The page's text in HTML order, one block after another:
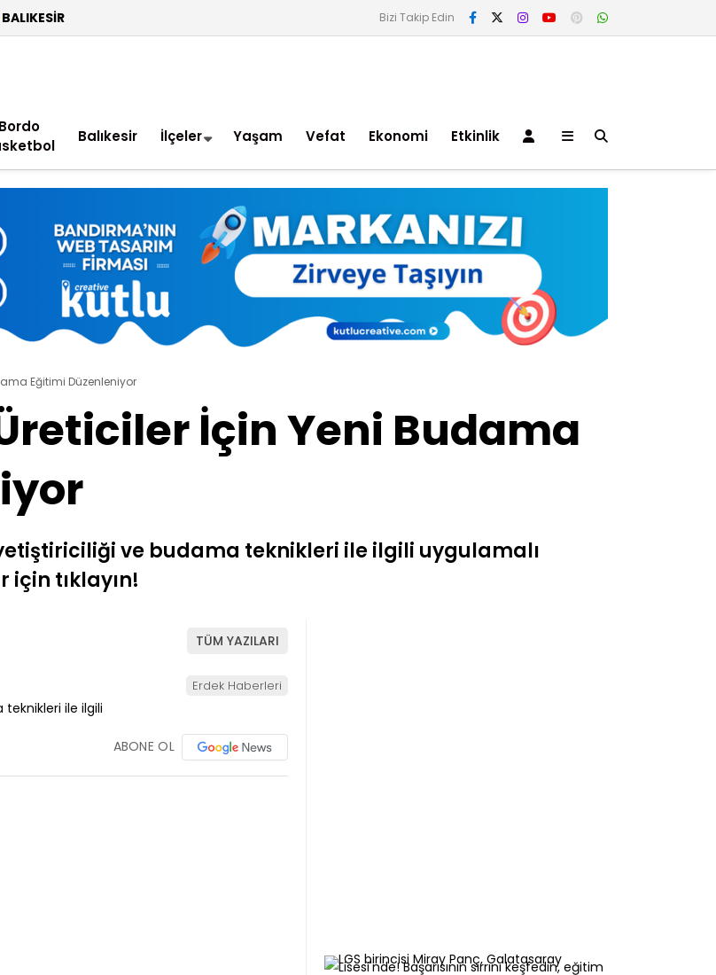
BALIKESIR Bizi Takip Edin
Bordo
Balıkesir İlçeler Yaşam Vefat Ekonomi Etkinlik
Eğitimi Düzenleniyor
İçin Yeni Budama
ve budama teknikleri ile ilgili uygulamalı
için tıklayın!
TÜM YAZILARI
Erdek Haberleri
ABONE OL